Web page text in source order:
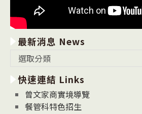
最新消息 News
消
息
News
選取分類
快速連結 Links
曾文家商實境導覽
餐管科特色招生